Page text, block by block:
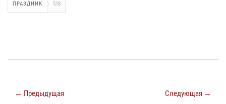
ПРАЗДНИК 518
← Предыдущая Следующая →